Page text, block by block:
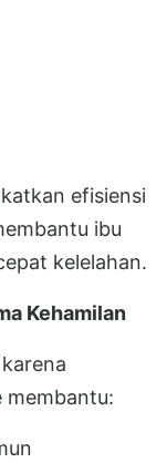
efisiensi
ibu
kelelahan.
Kehamilan
membantu: